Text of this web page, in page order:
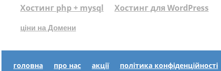
Хостинг php + mysql Хостинг для WordPress
ціни на Домени
головна про нас акції політика конфіденційності